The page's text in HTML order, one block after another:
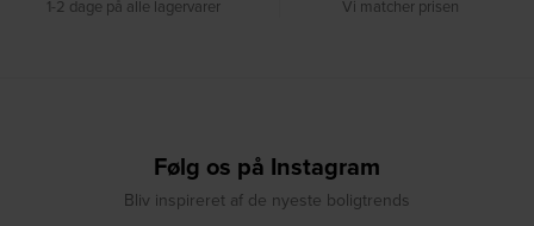
1-2 dage på alle lagervarer Vi matcher prisen
Følg os på Instagram
Bliv inspireret af de nyeste boligtrends